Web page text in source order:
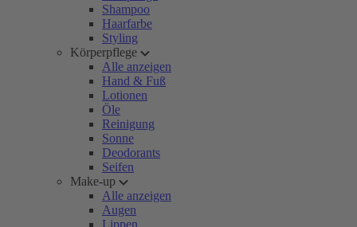
Shampoo
Haarfarbe
Styling
Körperpflege
Alle anzeigen
Hand & Fuß
Lotionen
Öle
Reinigung
Sonne
Deodorants
Seifen
Make-up
Alle anzeigen
Augen
Lippen